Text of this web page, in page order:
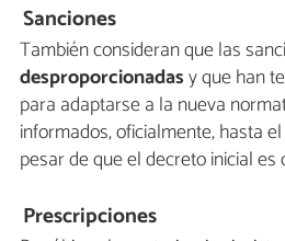
Sanciones
También consideran que las
desproporcionadasy que han
para adaptarse a la nueva
informados, oficialmente, hasta
pesar de que el decreto inicial es
Prescripciones